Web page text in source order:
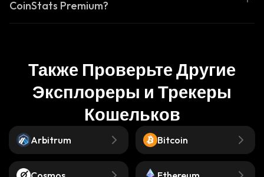
CoinStats Premium?
Также Проверьте Другие
Эксплореры и Трекеры
Кошельков
Arbitrum Bitcoin